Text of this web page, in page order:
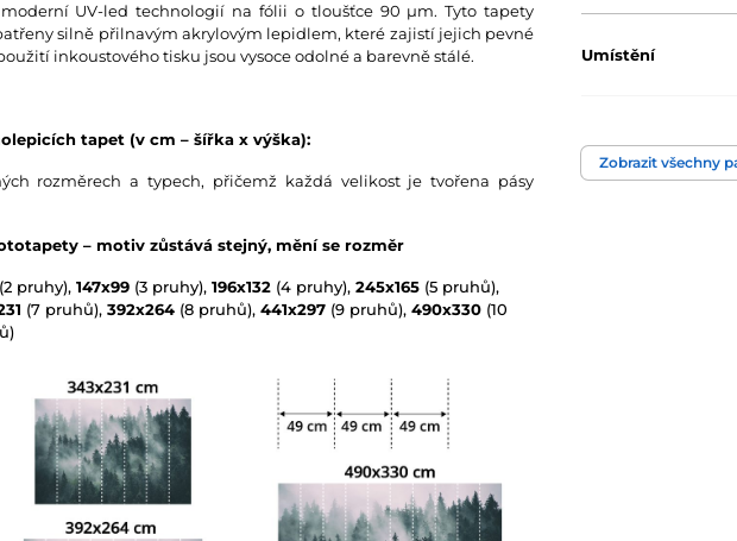
UV-led technologií na fólii o tloušťce 90 µm. Tyto tapety
silně přilnavým akrylovým lepidlem, které zajistí jejich pevné
inkoustového tisku jsou vysoce odolné a barevně stálé.
tapet (v cm – šířka x výška):
rozměrech a typech, přičemž každá velikost je tvořena pásy
– motiv zůstává stejný, mění se rozměr
(2 pruhy), 147x99 (3 pruhy), 196x132 (4 pruhy), 245x165 (5 pruhů),
(7 pruhů), 392x264 (8 pruhů), 441x297 (9 pruhů), 490x330 (10
Umístění
Technologie tapet
Zobrazit všechny